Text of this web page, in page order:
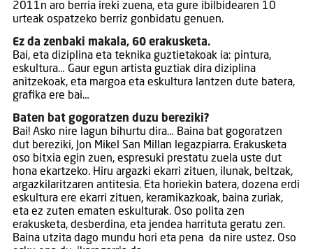
2011n aro berria ireki zuena, eta gure ibilbidearen 10
urteak ospatzeko berriz gonbidatu genuen.
Ez da zenbaki makala, 60 erakusketa.
Bai, eta diziplina eta teknika guztietakoak ia: pintura,
eskultura… Gaur egun artista guztiak dira diziplina
anitzekoak, eta margoa eta eskultura lantzen dute batera,
grafika ere bai…
Baten bat gogoratzen duzu bereziki?
Bai! Asko nire lagun bihurtu dira… Baina bat gogoratzen
dut bereziki, Jon Mikel San Millan legazpiarra. Erakusketa
oso bitxia egin zuen, espresuki prestatu zuela uste dut
hona ekartzeko. Hiru argazki ekarri zituen, ilunak, beltzak,
argazkilaritzaren antitesia. Eta horiekin batera, dozena erdi
eskultura ere ekarri zituen, keramikazkoak, baina zuriak,
eta ez zuten ematen eskulturak. Oso polita zen
erakusketa, desberdina, eta jendea harrituta geratu zen.
Baina utzita dago mundu hori eta pena da nire ustez. Oso